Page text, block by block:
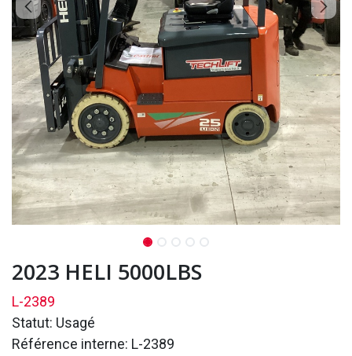
2023 HELI 5000LBS
L-2389
Statut: Usagé
Référence interne: L-2389